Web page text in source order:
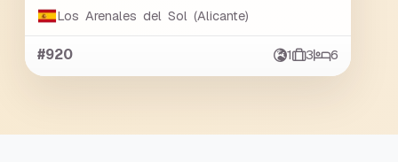
Los Arenales del Sol (Alicante)
#920 1 3 6